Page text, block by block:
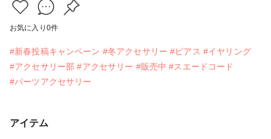
お気に入り 0件
#新春投稿キャンペーン #冬アクセサリー #ピアス #イヤリング
#アクセサリー部 #アクセサリー #販売中 #スエードコード
#パーツアクセサリー
アイテム